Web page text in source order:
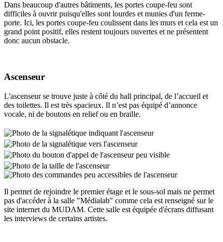
Dans beaucoup d'autres bâtiments, les portes coupe-feu sont
difficiles à ouvrir puisqu'elles sont lourdes et munies d'un ferme-
porte. Ici, les portes coupe-feu coulissent dans les murs et cela est un
grand point positif, elles restent toujours ouvertes et ne présentent
donc aucun obstacle.
Ascenseur
L'ascenseur se trouve juste à côté du hall principal, de l’accueil et
des toilettes. Il est très spacieux. Il n’est pas équipé d’annonce
vocale, ni de boutons en relief ou en braille.
Il permet de rejoindre le premier étage et le sous-sol mais ne permet
pas d'accéder à la salle "Médialab" comme cela est renseigné sur le
site internet du MUDAM. Cette salle est équipée d'écrans diffusant
les interviews de certains artistes.